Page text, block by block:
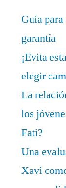
Guía
garantía
¡Evita
elegir
La
los
Fati?
Una
Xavi